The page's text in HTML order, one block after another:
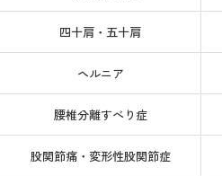
四十肩・五十肩
ヘルニア
腰椎分離すべり症
股関節痛・変形性股関節症